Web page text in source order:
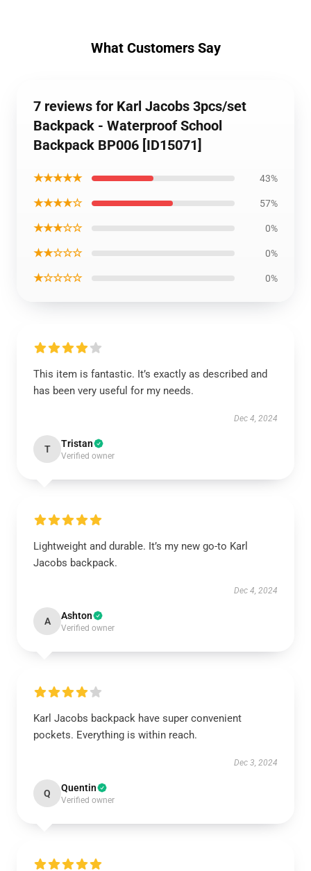
What Customers Say
7 reviews for Karl Jacobs 3pcs/set
Backpack - Waterproof School
Backpack BP006 [ID15071]
★★★★★ 43%
★★★★☆ 57%
★★★☆☆ 0%
★★☆☆☆ 0%
★☆☆☆☆ 0%
This item is fantastic. It’s exactly as described and
has been very useful for my needs.
Dec 4, 2024
T Tristan
Verified owner
Lightweight and durable. It’s my new go-to Karl
Jacobs backpack.
Dec 4, 2024
A Ashton
Verified owner
Karl Jacobs backpack have super convenient
pockets. Everything is within reach.
Dec 3, 2024
Q Quentin
Verified owner